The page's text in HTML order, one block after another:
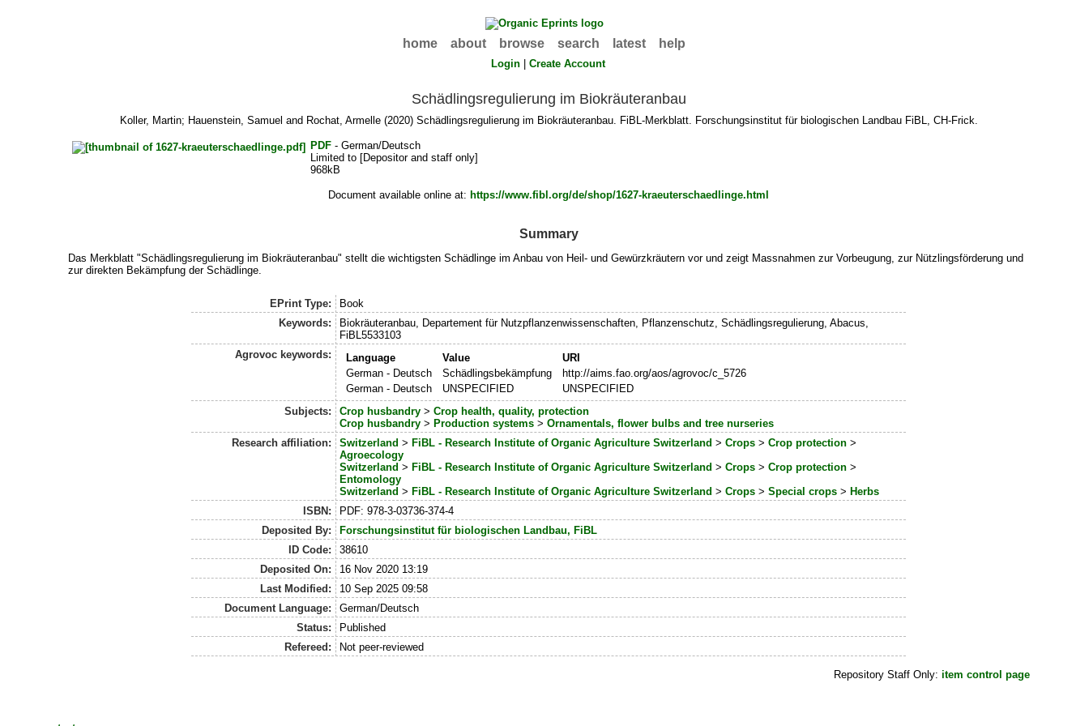
home about browse search latest help
Login |Create Account
Schädlingsregulierung im Biokräuteranbau
Koller, Martin; Hauenstein, Samuel and Rochat, Armelle(2020) Schädlingsregulierung im Biokräuteranbau. FiBL-Merkblatt. Forschungsinstitut für biologischen Landbau FiBL, CH-Frick.
PDF- German/Deutsch
Limited to [Depositor and staff only]
968kB
Document available online at: https://www.fibl.org/de/shop/1627-kraeuterschaedlinge.html
Summary
Das Merkblatt "Schädlingsregulierung im Biokräuteranbau" stellt die wichtigsten Schädlinge im Anbau von Heil- und Gewürzkräutern vor und zeigt Massnahmen zur Vorbeugung, zur Nützlingsförderung und
zur direkten Bekämpfung der Schädlinge.
EPrint Type:
Book
Keywords:
Biokräuteranbau, Departement für Nutzpflanzenwissenschaften, Pflanzenschutz, Schädlingsregulierung, Abacus,
FiBL5533103
Agrovoc keywords:
Language Value
URI
German - Deutsch
Schädlingsbekämpfung
http://aims.fao.org/aos/agrovoc/c_5726
German - Deutsch
UNSPECIFIED
UNSPECIFIED
Subjects:
Crop husbandry> Crop health, quality, protection
Crop husbandry> Production systems> Ornamentals, flower bulbs and tree nurseries
Research affiliation:
Switzerland > FiBL - Research Institute of Organic Agriculture Switzerland > Crops> Crop protection>
Agroecology
Switzerland > FiBL - Research Institute of Organic Agriculture Switzerland > Crops> Crop protection>
Entomology
Switzerland > FiBL - Research Institute of Organic Agriculture Switzerland > Crops> Special crops> Herbs
ISBN:
PDF: 978-3-03736-374-4
Deposited By:
Forschungsinstitut für biologischen Landbau, FiBL
ID Code:
38610
Deposited On:
16 Nov 2020 13:19
Last Modified:
10 Sep 2025 09:58
Document Language:
German/Deutsch
Status:
Published
Refereed:
Not peer-reviewed
Repository Staff Only: item control page